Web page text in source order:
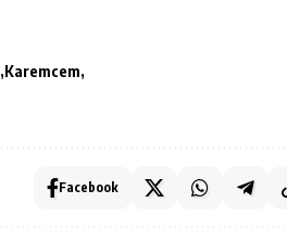
Karemcem
Facebook